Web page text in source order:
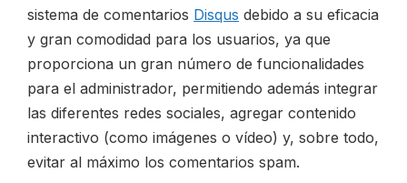
sistema de comentarios Disqus debido a su eficacia
y gran comodidad para los usuarios, ya que
proporciona un gran número de funcionalidades
para el administrador, permitiendo además integrar
las diferentes redes sociales, agregar contenido
interactivo (como imágenes o vídeo) y, sobre todo,
evitar al máximo los comentarios spam.